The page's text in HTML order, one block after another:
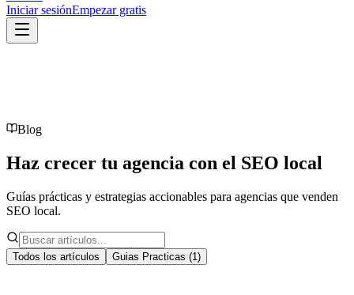
Iniciar sesiónEmpezar gratis
Blog
Haz crecer tu agencia con el SEO local
Guías prácticas y estrategias accionables para agencias que venden
SEO local.
Todos los artículos Guias Practicas (1 )